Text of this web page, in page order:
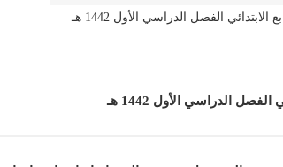
الفصل الدراسي الأول 1442 هـ
الدراسي الأول 1442 هـ